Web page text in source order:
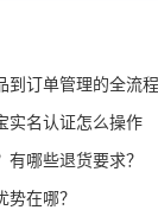
到订单管理的全流
实名认证怎么操作
哪些退货要求？
在哪？